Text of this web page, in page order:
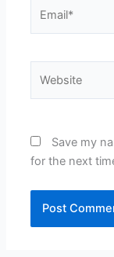
Save my
for the next